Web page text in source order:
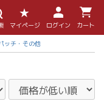
マイページ ログイン カート
ッチ・その他